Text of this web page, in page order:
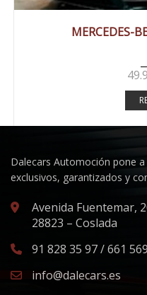
MERCEDES-
Dalecars Automoción pone
exclusivos, garantizados y
Avenida Fuentemar,
28823 – Coslada
91 828 35 97 / 661
info@dalecars.es